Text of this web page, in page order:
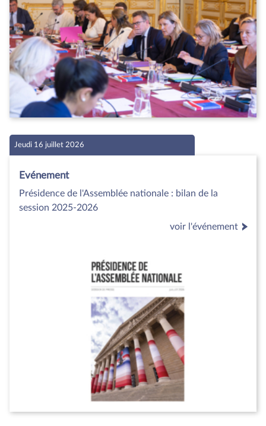
Jeudi 16 juillet 2026
Evénement
Présidence de l'Assemblée nationale : bilan de la
session 2025-2026
voir l'événement